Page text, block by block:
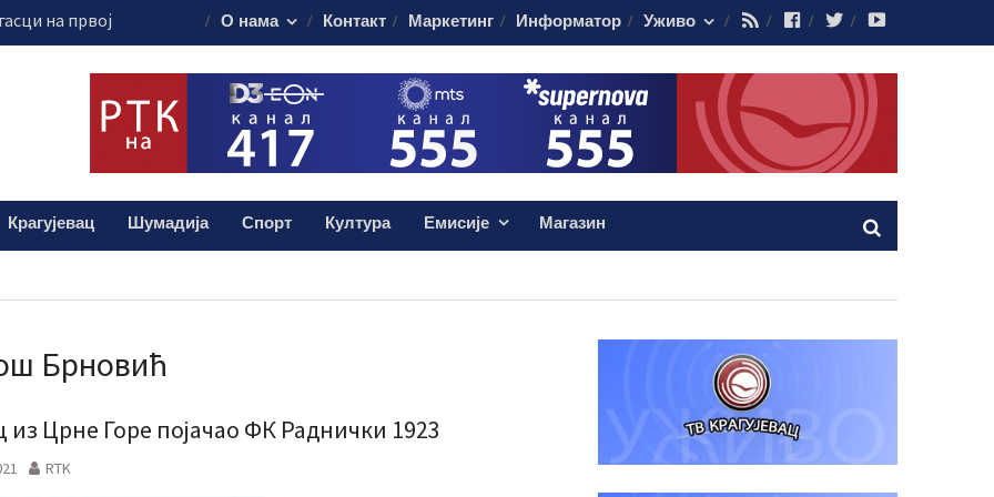
на првој
у
актуелне
прегледи
крова
О нама Контакт Маркетинг Информатор Уживо RSS FacebookTwitter
Крагујевац Шумадија Спорт Култура Емисије Магазин
Брновић
из Црне Горе појачао ФК Раднички 1923
RTK